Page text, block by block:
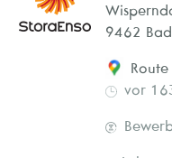
9462
vor